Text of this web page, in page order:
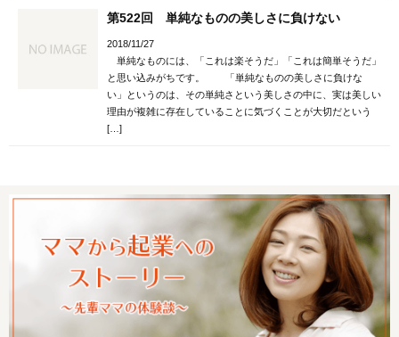
第522回 単純なものの美しさに負けない
2018/11/27
単純なものには、「これは楽そうだ」「これは簡単そうだ」
と思い込みがちです。 「単純なものの美しさに負けな
い」というのは、その単純さという美しさの中に、実は美しい
理由が複雑に存在していることに気づくことが大切だという
[…]